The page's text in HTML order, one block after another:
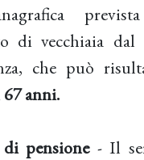
di vecchiaia
che può
67 anni.
pensione- Il